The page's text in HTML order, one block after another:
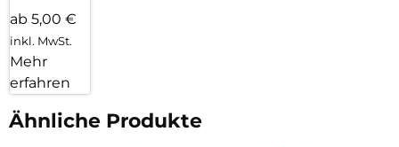
ab 5,00 €
inkl. MwSt.
Mehr
erfahren
Ähnliche Produkte